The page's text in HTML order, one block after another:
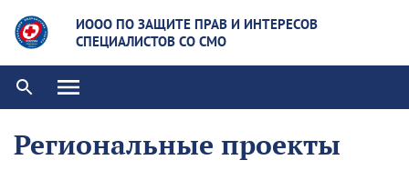
ИООО ПО ЗАЩИТЕ ПРАВ И ИНТЕРЕСОВ
СПЕЦИАЛИСТОВ СО СМО
Региональные проекты